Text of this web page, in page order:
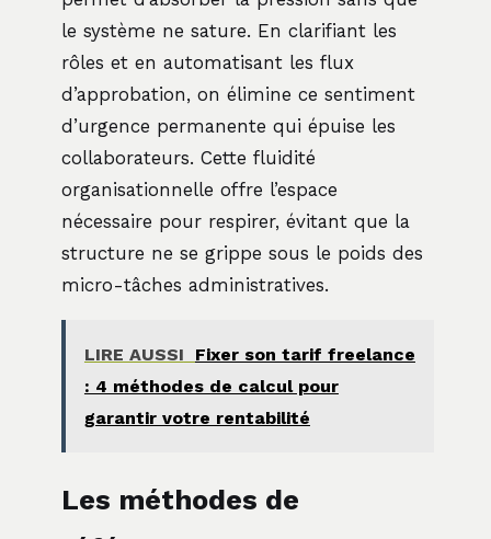
le système ne sature. En clarifiant les
rôles et en automatisant les flux
d’approbation, on élimine ce sentiment
d’urgence permanente qui épuise les
collaborateurs. Cette fluidité
organisationnelle offre l’espace
nécessaire pour respirer, évitant que la
structure ne se grippe sous le poids des
micro-tâches administratives.
LIRE AUSSI
Fixer son tarif freelance
: 4 méthodes de calcul pour
garantir votre rentabilité
Les méthodes de